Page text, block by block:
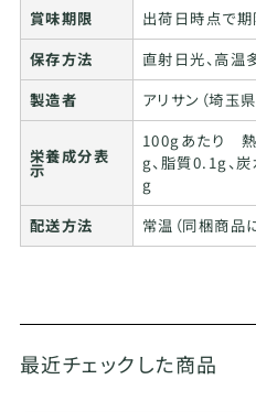
賞味期限
出荷日時点で
保存方法
直射日光、高温
製造者
アリサン（埼玉
栄養成分表
示
100gあたり 熱
g、脂質0.1g、
g
配送方法
常温（同梱商品
最近チェックした商品